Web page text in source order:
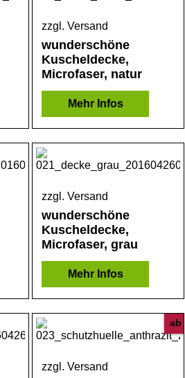
zzgl. Versand
wunderschöne
Kuscheldecke,
Microfaser, natur
Mehr Infos
zzgl. Versand
wunderschöne
Kuscheldecke,
Microfaser, grau
Mehr Infos
ab
zzgl. Versand